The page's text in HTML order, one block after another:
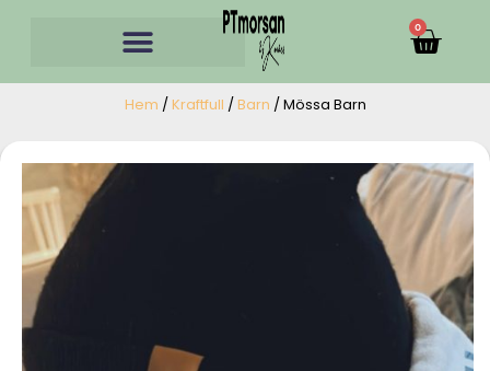
0
Hem /Kraftfull /Barn / Mössa Barn